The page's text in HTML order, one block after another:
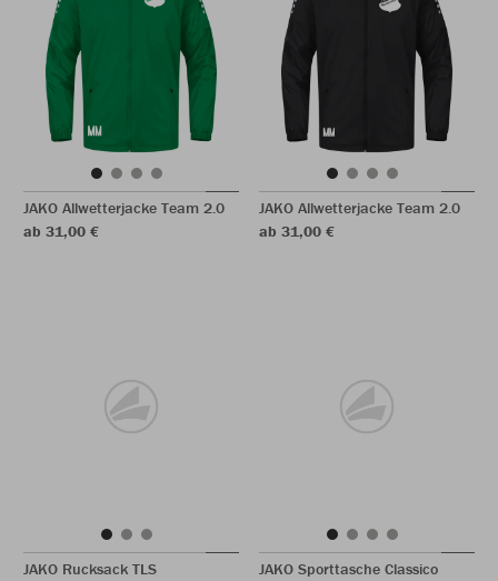
JAKO Allwetterjacke Team 2.0
ab 31,00 €
JAKO Allwetterjacke Team 2.0
ab 31,00 €
JAKO Rucksack TLS
JAKO Sporttasche Classico